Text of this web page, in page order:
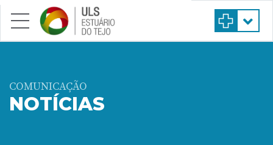
Saltar para conteúdo principal
COMUNICAÇÃO
NOTÍCIAS